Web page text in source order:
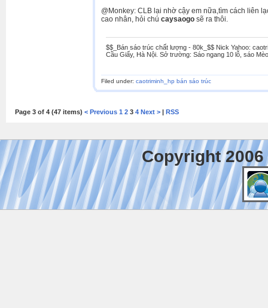
@Monkey: CLB lại nhờ cậy em nữa,tìm cách liên
cao nhân, hỏi chú caysaogo sẽ ra thôi.
$$_Bán sáo trúc chất lượng - 80k_$$ Nick Yahoo:
Cầu Giấy, Hà Nội. Sở trường: Sáo ngang 10 lỗ, sáo
Filed under: caotriminh_hp bán sáo trúc
Page 3 of 4 (47 items) < Previous 1 2 3 4 Next > RSS
Copyright 2006